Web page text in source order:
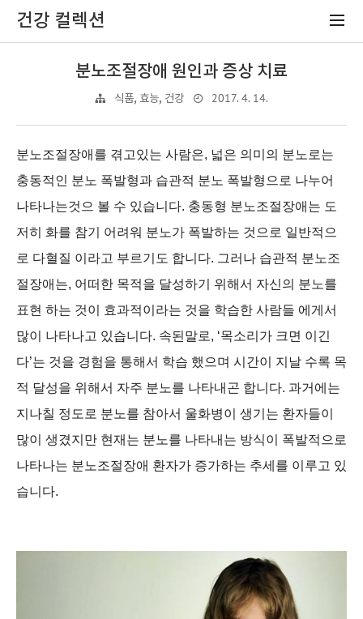
건강 컬렉션
분노조절장애 원인과 증상 치료
식품, 효능, 건강 2017. 4. 14.
분노조절장애를 겪고있는 사람은, 넓은 의미의 분노로는
충동적인 분노 폭발형과 습관적 분노 폭발형으로 나누어
나타나는것으 볼 수 있습니다. 충동형 분노조절장애는 도
저히 화를 참기 어려워 분노가 폭발하는 것으로 일반적으
로 다혈질 이라고 부르기도 합니다. 그러나 습관적 분노조
절장애는, 어떠한 목적을 달성하기 위해서 자신의 분노를
표현 하는 것이 효과적이라는 것을 학습한 사람들 에게서
많이 나타나고 있습니다. 속된말로, ‘목소리가 크면 이긴
다’는 것을 경험을 통해서 학습 했으며 시간이 지날 수록 목
적 달성을 위해서 자주 분노를 나타내곤 합니다. 과거에는
지나칠 정도로 분노를 참아서 울화병이 생기는 환자들이
많이 생겼지만 현재는 분노를 나타내는 방식이 폭발적으로
나타나는 분노조절장애 환자가 증가하는 추세를 이루고 있
습니다.